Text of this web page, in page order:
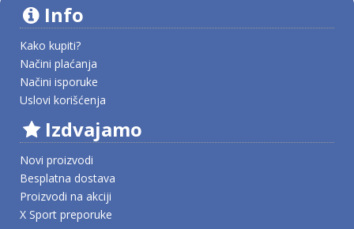
Info
Kako kupiti?
Načini plaćanja
Načini isporuke
Uslovi korišćenja
Izdvajamo
Novi proizvodi
Besplatna dostava
Proizvodi na akciji
X Sport preporuke